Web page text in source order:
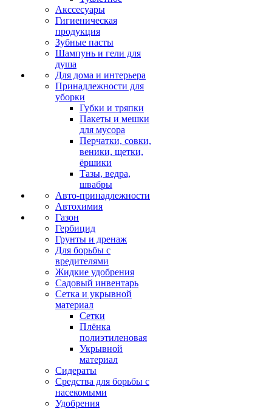
Акссесуары
Гигиеническая
продукция
Зубные пасты
Шампунь и гели для
душа
Для дома и интерьера
Принадлежности для
уборки
Губки и тряпки
Пакеты и мешки
для мусора
Перчатки, совки,
веники, щетки,
ёршики
Тазы, ведра,
швабры
Авто-принадлежности
Автохимия
Газон
Гербицид
Грунты и дренаж
Для борьбы с
вредителями
Жидкие удобрения
Садовый инвентарь
Сетка и укрывной
материал
Сетки
Плёнка
полиэтиленовая
Укрывной
материал
Сидераты
Средства для борьбы с
насекомыми
Удобрения